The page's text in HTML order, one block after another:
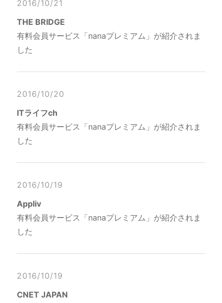
2016/10/21
THE BRIDGE
有料会員サービス「nanaプレミアム」が紹介されま
した
2016/10/20
ITライフch
有料会員サービス「nanaプレミアム」が紹介されま
した
2016/10/19
Appliv
有料会員サービス「nanaプレミアム」が紹介されま
した
2016/10/19
CNET JAPAN